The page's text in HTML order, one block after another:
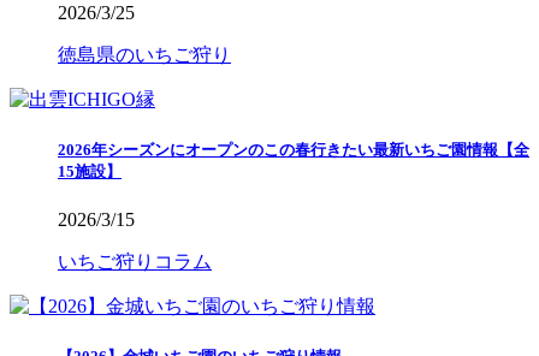
2026/3/25
徳島県のいちご狩り
2026年シーズンにオープンのこの春行きたい最新いちご園情報【全
15施設】
2026/3/15
いちご狩りコラム